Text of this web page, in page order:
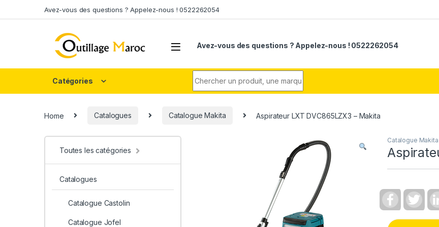
Avez-vous des questions ? Appelez-nous ! 0522262054
Avez-vous des questions ? Appelez-nous ! 0522262054
Catégories
Home Catalogues Catalogue Makita Aspirateur LXT DVC865LZX3 – Makita
Catalogue Makita
c
e
i
t
Toutes les catégories
Catalogues
Catalogue Castolin
Catalogue Jofel